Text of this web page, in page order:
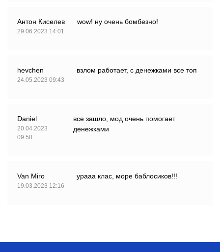
Антон Киселев
29.06.2023 14:01
wow! ну очень бомбезно!
hevchen
24.05.2023 09:43
взлом работает, с денежками все топ
Daniel
20.04.2023
09:50
все зашло, мод очень помогает
денежками
Van Miro
19.03.2023 12:16
урааа клас, море баблосиков!!!